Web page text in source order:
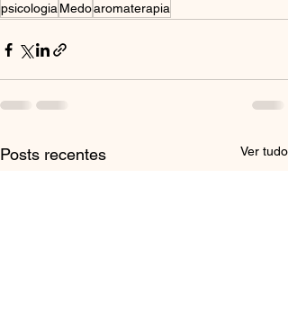
psicologiaMedoaromaterapia
Posts recentes Ver tudo